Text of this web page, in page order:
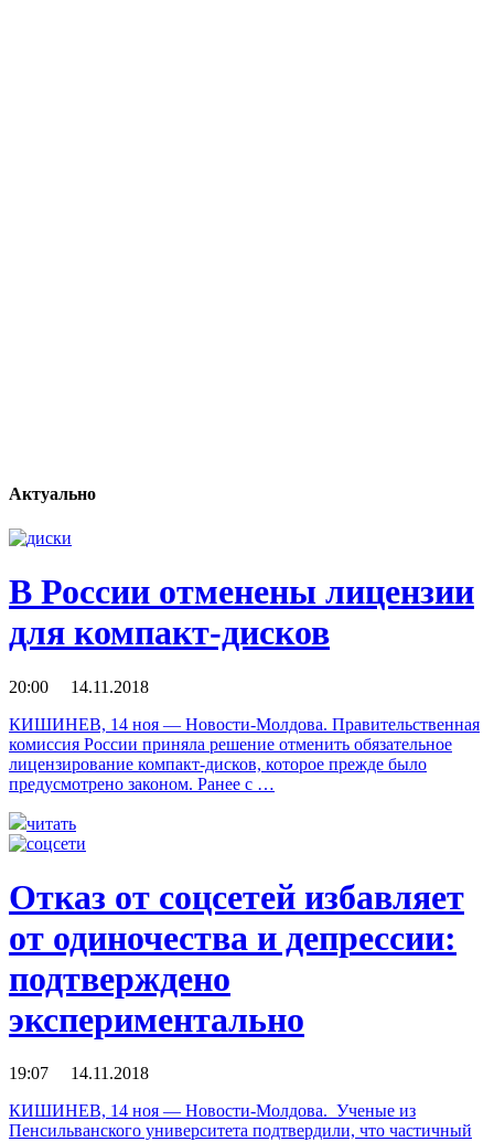
Актуально
В России отменены лицензии
для ком­пакт-дис­ков
20:00 14.11.2018
КИШИНЕВ, 14 ноя — Новости-Молдова. Правительственная
комиссия России приняла решение отменить обязательное
лицензирование компакт-дисков, которое прежде было
предусмотрено законом. Ранее с …
читать
Отказ от соцсетей избавляет
от одиночества и депрессии:
подтверждено
экспериментально
19:07 14.11.2018
КИШИНЕВ, 14 ноя — Новости-Молдова. Ученые из
Пенсильванского университета подтвердили, что частичный